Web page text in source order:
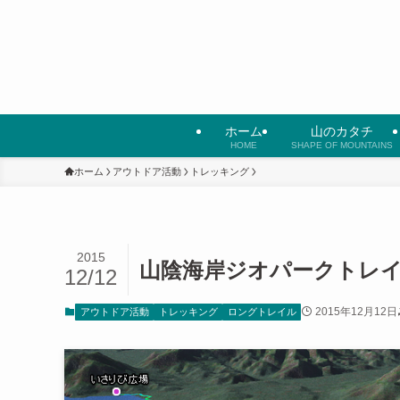
ホーム
HOME
山のカタチ
SHAPE OF MOUNTAINS
ホーム アウトドア活動 トレッキング
山陰海岸ジオパークトレ
2015
12/12
アウトドア活動 トレッキング ロングトレイル 2015年12月12日